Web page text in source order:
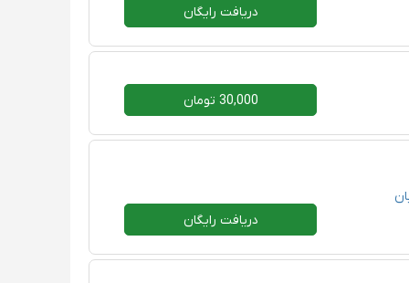
دریافت رایگان
30,000 تومان
دریافت رایگان